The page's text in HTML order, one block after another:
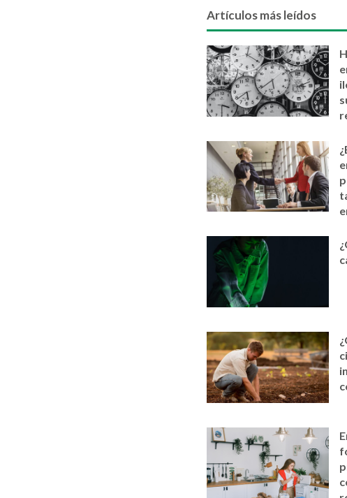
Artículos más leídos